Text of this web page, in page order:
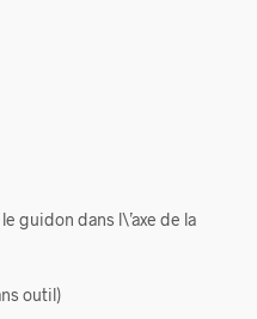
guidon dans l\’axe de la
outil)